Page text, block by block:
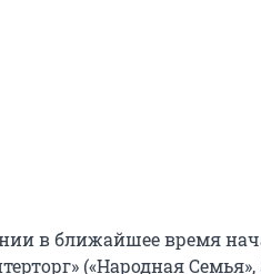
в ближайшее время
(«Народная